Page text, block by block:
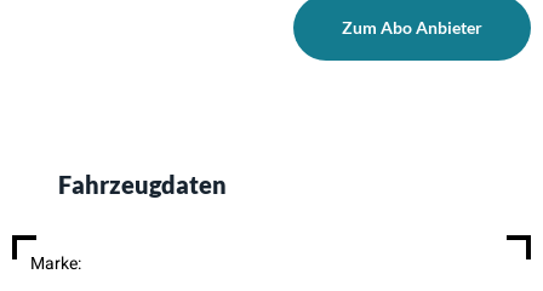
Zum Abo Anbieter
Fahrzeugdaten
Marke: